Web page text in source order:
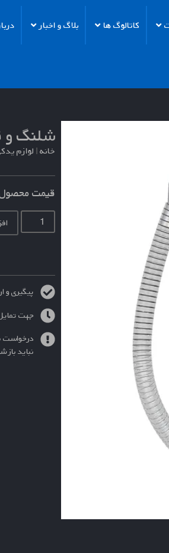
کاتالوگ ها بلاگ و اخبار
شلنگ و
خانه| لوازم
قیمت
پیگیری و
جهت
درخواست
نباید